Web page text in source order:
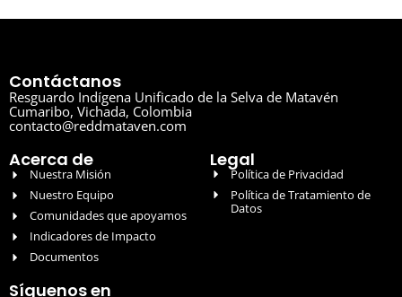
Contáctanos
Resguardo Indígena Unificado de la Selva de Matavén
Cumaribo, Vichada, Colombia
contacto@reddmataven.com
Acerca de
Nuestra Misión
Nuestro Equipo
Comunidades que apoyamos
Indicadores de Impacto
Documentos
Legal
Política de Privacidad
Política de Tratamiento de
Datos
Síguenos en